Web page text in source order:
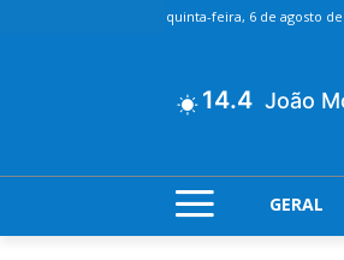
quinta-feira, 6 de agosto de
14.4 João
GERAL